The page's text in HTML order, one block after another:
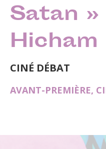
Satan »
Hicham
CINÉ DÉBAT
AVANT-PREMIÈRE,